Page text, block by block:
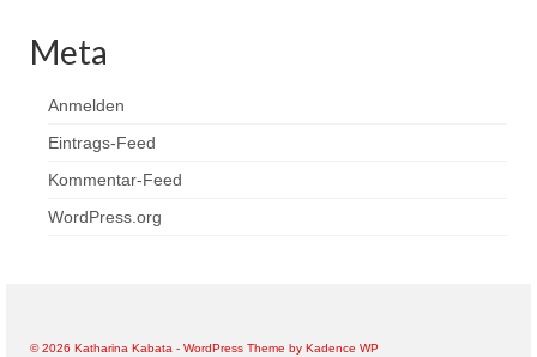
Meta
Anmelden
Eintrags-Feed
Kommentar-Feed
WordPress.org
© 2026 Katharina Kabata - WordPress Theme by Kadence WP